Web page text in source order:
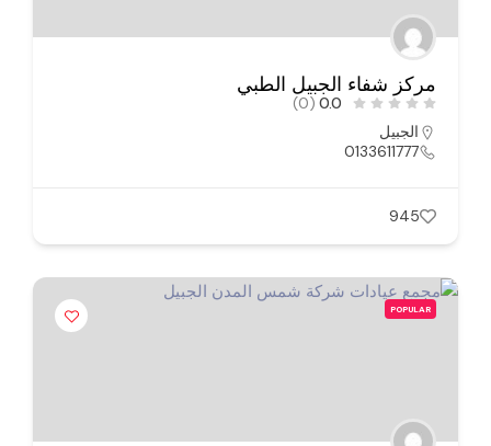
مركز شفاء الجبيل الطبي
0.0
(0)
الجبيل
0133611777
945
POPULAR